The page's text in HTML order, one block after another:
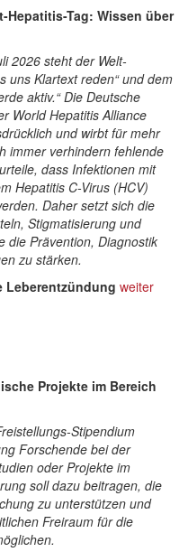
Hepatitis-Tag: Wissen über
2026 steht der Welt-
uns Klartext reden“ und dem
aktiv.“ Die Deutsche
World Hepatitis Alliance
und wirbt für mehr
immer verhindern fehlende
dass Infektionen mit
Hepatitis C-Virus (HCV)
Daher setzt sich die
Stigmatisierung und
die Prävention, Diagnostik
zu stärken.
Leberentzündung weiter
Projekte im Bereich
Stipendium
Forschende bei der
oder Projekte im
soll dazu beitragen, die
zu unterstützen und
Freiraum für die